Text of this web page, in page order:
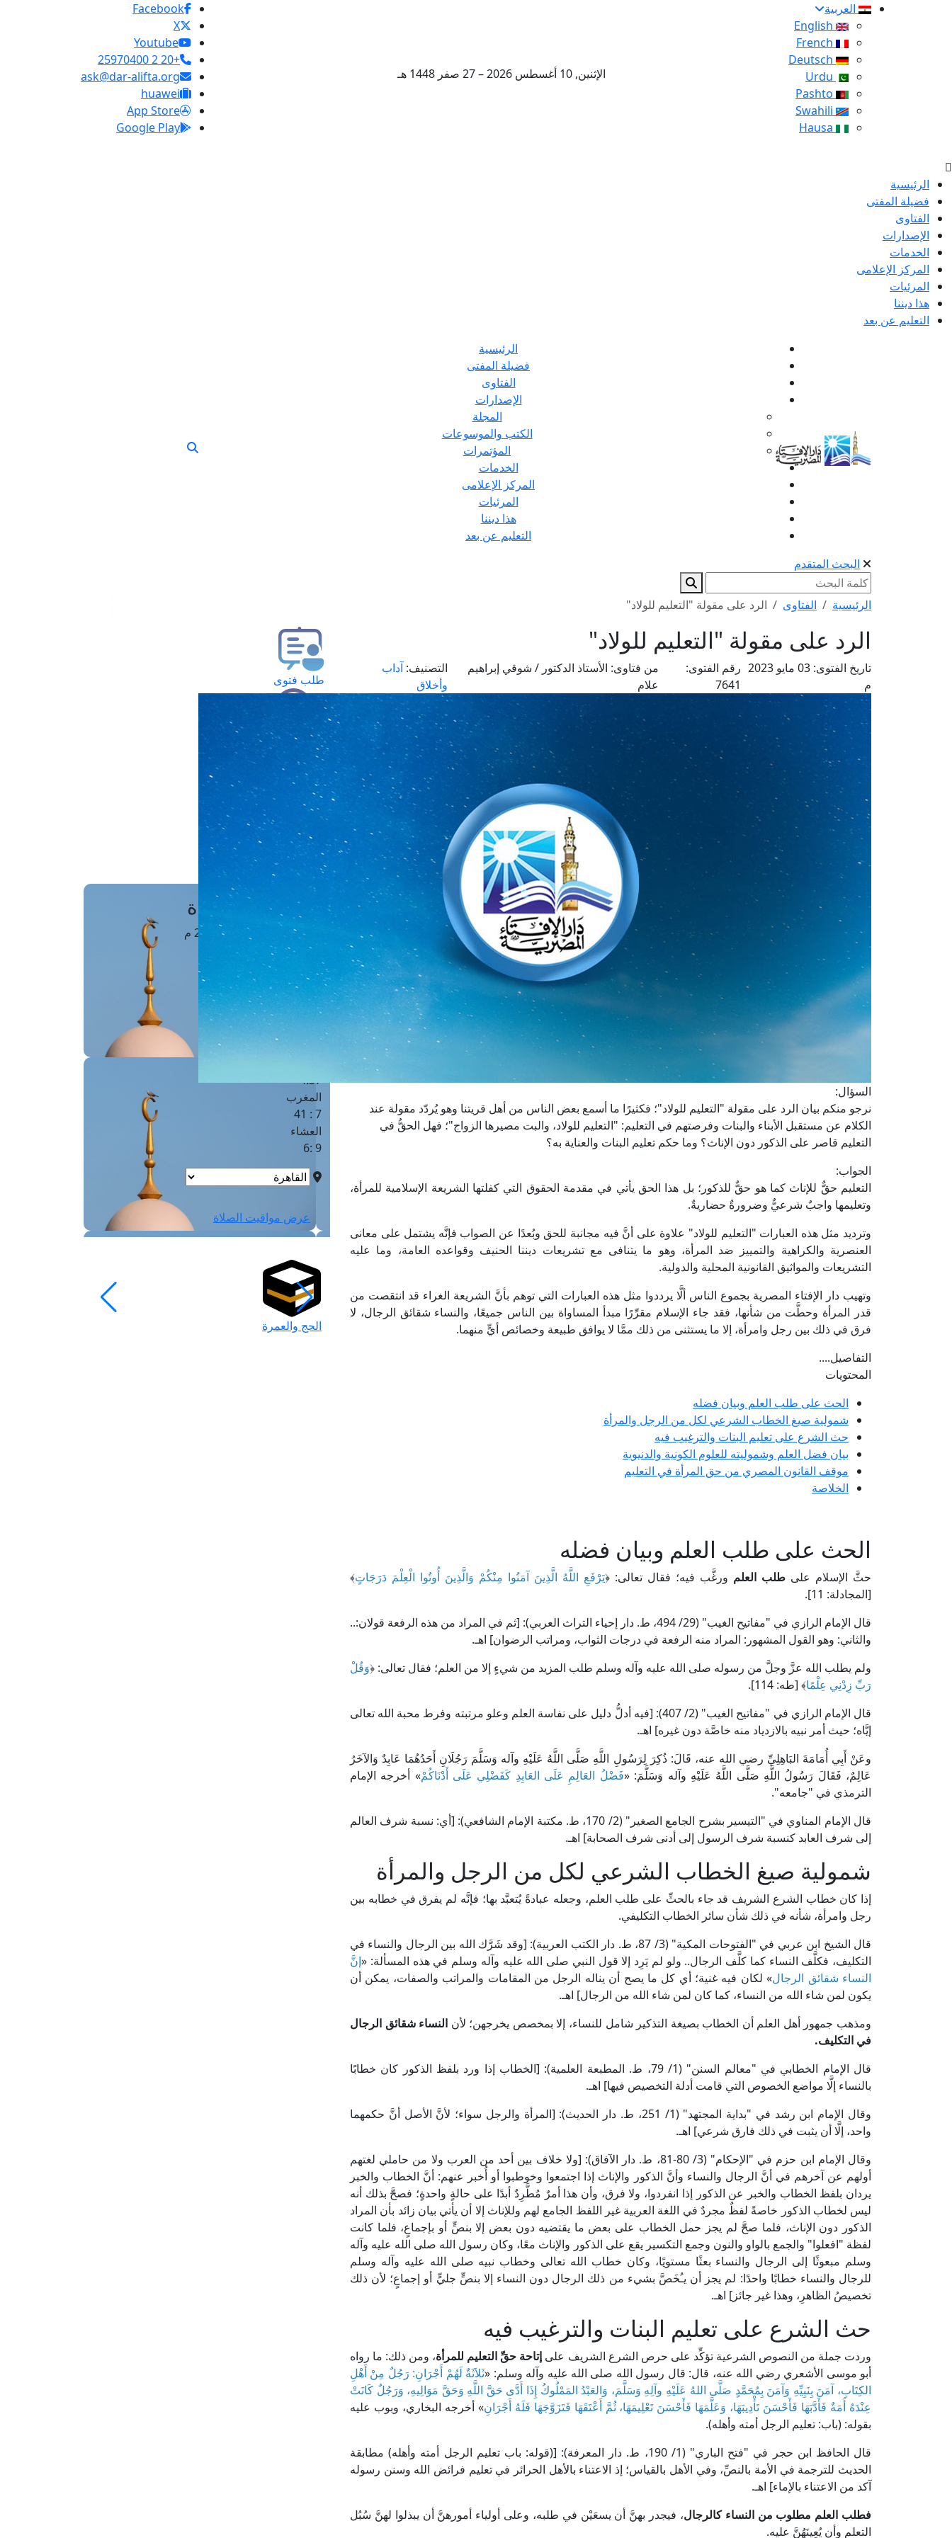
العربية
الإثنين, 10 أغسطس 2026 – 27 صفر 1448 هـ
Facebook
X
Youtube
+20 2 25970400
ask@dar-alifta.org
huawei
App Store
Google Play
الرئيسية
فضيلة المفتى
الفتاوى
الإصدارات
الخدمات
المركز الإعلامى
المرئيات
هذا ديننا
التعليم عن بعد
الرئيسية
فضيلة المفتى
الفتاوى
الإصدارات
المجلة
الكتب والموسوعات
المؤتمرات
الخدمات
المركز الإعلامى
المرئيات
هذا ديننا
التعليم عن بعد
البحث المتقدم
الرئيسية الفتاوى الرد على مقولة "التعليم للولاد"
الرد على مقولة "التعليم للولاد"
تاريخ الفتوى:
03 مايو 2023
م
رقم الفتوى:
7641
من فتاوى: الأستاذ الدكتور / شوقي إبراهيم
علام
التصنيف: آداب
وأخلاق
السؤال:
نرجو منكم بيان الرد على مقولة "التعليم للولاد"؛ فكثيرًا ما أسمع بعض الناس من أهل قريتنا وهو يُردّد مقولة عند
الكلام عن مستقبل الأبناء والبنات وفرصتهم في التعليم: "التعليم للولاد، والبت مصيرها الزواج"؛ فهل الحقُّ في
التعليم قاصر على الذكور دون الإناث؟ وما حكم تعليم البنات والعناية به؟
الجواب:
التعليم حقٌّ للإناث كما هو حقٌّ للذكور؛ بل هذا الحق يأتي في مقدمة الحقوق التي كفلتها الشريعة الإسلامية للمرأة،
وتعليمها واجبٌ شرعيٌّ وضرورةٌ حضاريةٌ.
وترديد مثل هذه العبارات "التعليم للولاد" علاوة على أنَّ فيه مجانبة للحق وبُعدًا عن الصواب فإنَّه يشتمل على معانى
العنصرية والكراهية والتمييز ضد المرأة، وهو ما يتنافى مع تشريعات ديننا الحنيف وقواعده العامة، وما عليه
التشريعات والمواثيق القانونية المحلية والدولية.
وتهيب دار الإفتاء المصرية بجموع الناس ألَّا يرددوا مثل هذه العبارات التي توهم بأنَّ الشريعة الغراء قد انتقصت من
قدر المرأة وحطَّت من شأنها، فقد جاء الإسلام مقرِّرًا مبدأ المساواة بين الناس جميعًا، والنساء شقائق الرجال، لا
فرق في ذلك بين رجل وامرأة، إلا ما يستثنى من ذلك ممَّا لا يوافق طبيعة وخصائص أيٍّ منهما.
التفاصيل....
المحتويات
الحث على طلب العلم وبيان فضله
شمولية صيغ الخطاب الشرعي لكل من الرجل والمرأة
حث الشرع على تعليم البنات والترغيب فيه
بيان فضل العلم وشموليته للعلوم الكونية والدنيوية
موقف القانون المصري من حق المرأة في التعليم
الخلاصة
الحث على طلب العلم وبيان فضله
حثَّ الإسلام على طلب العلم ورغَّب فيه؛ فقال تعالى: ﴿يَرْفَعِ اللَّهُ الَّذِينَ آمَنُوا مِنْكُمْ وَالَّذِينَ أُوتُوا الْعِلْمَ دَرَجَاتٍ﴾
[المجادلة: 11].
قال الإمام الرازي في "مفاتيح الغيب" (29/ 494، ط. دار إحياء التراث العربي): [ثم في المراد من هذه الرفعة قولان:..
والثاني: وهو القول المشهور: المراد منه الرفعة في درجات الثواب، ومراتب الرضوان] اهـ.
ولم يطلب الله عزَّ وجلَّ من رسوله صلى الله عليه وآله وسلم طلب المزيد من شيءٍ إلا من العلم؛ فقال تعالى: ﴿وَقُلْ
رَبِّ زِدْنِي عِلْمًا﴾ [طه: 114].
قال الإمام الرازي في "مفاتيح الغيب" (2/ 407): [فيه أدلُّ دليل على نفاسة العلم وعلو مرتبته وفرط محبة الله تعالى
إيَّاه؛ حيث أمر نبيه بالازدياد منه خاصَّة دون غيره] اهـ.
وعَنْ أَبِي أُمَامَةَ البَاهِلِيِّ رضي الله عنه، قَالَ: ذُكِرَ لِرَسُولِ اللَّهِ صَلَّى اللَّهُ عَلَيْهِ وآله وَسَلَّمَ رَجُلَانِ أَحَدُهُمَا عَابِدٌ وَالآخَرُ
عَالِمٌ، فَقَالَ رَسُولُ اللَّهِ صَلَّى اللَّهُ عَلَيْهِ وآله وَسَلَّمَ: «فَضْلُ العَالِمِ عَلَى العَابِدِ كَفَضْلِي عَلَى أَدْنَاكُمْ» أخرجه الإمام
الترمذي في "جامعه".
قال الإمام المناوي في "التيسير بشرح الجامع الصغير" (2/ 170، ط. مكتبة الإمام الشافعي): [أي: نسبة شرف العالم
إلى شرف العابد كنسبة شرف الرسول إلى أدنى شرف الصحابة] اهـ.
شمولية صيغ الخطاب الشرعي لكل من الرجل والمرأة
إذا كان خطاب الشرع الشريف قد جاء بالحثِّ على طلب العلم، وجعله عبادةً يُتعبَّد بها؛ فإنَّه لم يفرق في خطابه بين
رجل وامرأة، شأنه في ذلك شأن سائر الخطاب التكليفي.
قال الشيخ ابن عربي في "الفتوحات المكية" (3/ 87، ط. دار الكتب العربية): [وقد شَرَّك الله بين الرجال والنساء في
التكليف، فكلَّف النساء كما كلَّف الرجال.. ولو لم يَرِد إلا قول النبي صلى الله عليه وآله وسلم في هذه المسألة: «إنَّ
النساء شقائق الرجال» لكان فيه غنية؛ أي كل ما يصح أن يناله الرجل من المقامات والمراتب والصفات، يمكن أن
يكون لمن شاء الله من النساء، كما كان لمن شاء الله من الرجال] اهـ.
ومذهب جمهور أهل العلم أن الخطاب بصيغة التذكير شامل للنساء، إلا بمخصص يخرجهن؛ لأن النساء شقائق الرجال
في التكليف.
قال الإمام الخطابي في "معالم السنن" (1/ 79، ط. المطبعة العلمية): [الخطاب إذا ورد بلفظ الذكور كان خطابًا
بالنساء إلَّا مواضع الخصوص التي قامت أدلة التخصيص فيها] اهـ.
وقال الإمام ابن رشد في "بداية المجتهد" (1/ 251، ط. دار الحديث): [المرأة والرجل سواء؛ لأنَّ الأصل أنَّ حكمهما
واحد، إلَّا أن يثبت في ذلك فارق شرعي] اهـ.
وقال الإمام ابن حزم في "الإحكام" (3/ 80-81، ط. دار الآفاق): [ولا خلاف بين أحد من العرب ولا من حاملي لغتهم
أولهم عن آخرهم في أنَّ الرجال والنساء وأنَّ الذكور والإناث إذا اجتمعوا وخوطبوا أو أُخبر عنهم: أنَّ الخطاب والخبر
يردان بلفظ الخطاب والخبر عن الذكور إذا انفردوا، ولا فرق، وأن هذا أمرٌ مُطَّرِدٌ أبدًا على حالةٍ واحدةٍ؛ فصحَّ بذلك أنه
ليس لخطاب الذكور خاصةً لفظٌ مجردٌ في اللغة العربية غير اللفظ الجامع لهم وللإناث إلا أن يأتي بيان زائد بأن المراد
الذكور دون الإناث، فلما صحَّ لم يجز حمل الخطاب على بعض ما يقتضيه دون بعض إلا بنصٍّ أو بإجماعٍ، فلما كانت
لفظة "افعلوا" والجمع بالواو والنون وجمع التكسير يقع على الذكور والإناث معًا، وكان رسول الله صلى الله عليه وآله
وسلم مبعوثًا إلى الرجال والنساء بعثًا مستويًا، وكان خطاب الله تعالى وخطاب نبيه صلى الله عليه وآله وسلم
للرجال والنساء خطابًا واحدًا: لم يجز أن يـُخَصَّ بشيء من ذلك الرجال دون النساء إلا بنصٍّ جليٍّ أو إجماعٍ؛ لأن ذلك
تخصيصُ الظاهرِ، وهذا غير جائز] اهـ.
حث الشرع على تعليم البنات والترغيب فيه
وردت جملة من النصوص الشرعية تؤكِّد على حرص الشرع الشريف على إتاحة حقِّ التعليم للمرأة، ومن ذلك: ما رواه
أبو موسى الأشعري رضي الله عنه، قال: قال رسول الله صلى الله عليه وآله وسلم: «ثَلاَثَةٌ لَهُمْ أَجْرَانِ: رَجُلٌ مِنْ أَهْلِ
الكِتَابِ، آمَنَ بِنَبِيِّهِ وَآمَنَ بِمُحَمَّدٍ صَلَّى اللهُ عَلَيْهِ وآلِهِ وَسَلَّمَ، وَالعَبْدُ المَمْلُوكُ إِذَا أَدَّى حَقَّ اللَّهِ وَحَقَّ مَوَالِيهِ، وَرَجُلٌ كَانَتْ
عِنْدَهُ أَمَةٌ فَأَدَّبَهَا فَأَحْسَنَ تَأْدِيبَهَا، وَعَلَّمَهَا فَأَحْسَنَ تَعْلِيمَهَا، ثُمَّ أَعْتَقَهَا فَتَزَوَّجَهَا فَلَهُ أَجْرَانِ» أخرجه البخاري، وبوب عليه
بقوله: (باب: تعليم الرجل أمته وأهله).
قال الحافظ ابن حجر في "فتح الباري" (1/ 190، ط. دار المعرفة): [(قوله: باب تعليم الرجل أمته وأهله) مطابقة
الحديث للترجمة في الأمة بالنصِّ، وفي الأهل بالقياس؛ إذ الاعتناء بالأهل الحرائر في تعليم فرائض الله وسنن رسوله
آكد من الاعتناء بالإماء] اهـ.
فطلب العلم مطلوب من النساء كالرجال، فيجدر بهنَّ أن يسعَيْن في طلبه، وعلى أولياء أمورهنَّ أن يبذلوا لهنَّ سُبُل
التعلم وأن يُعِينَهُنَّ عليه.
طلب فتوى
استعلام عن فتوى
حجز موعد
الفتوى الهاتفية
مَواقِيتُ الصَّـــلاة
القاهرة · 10 أغسطس 2026 م
4 :44
الشروق
6 :19
4:37
المغرب
7 : 41
العشاء
9 :6
عرض مواقيت الصلاة
الحج والعمرة